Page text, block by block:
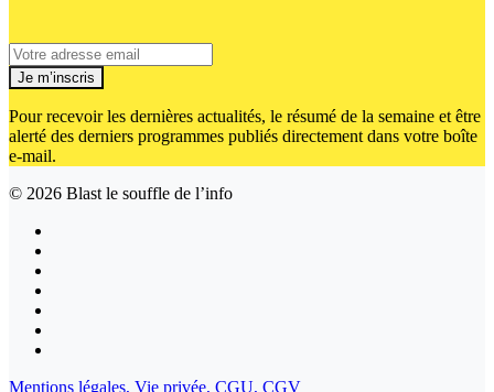
Je m’inscris
Pour recevoir les dernières actualités, le résumé de la semaine et être
alerté des derniers programmes publiés directement dans votre boîte
e-mail.
© 2026 Blast le souffle de l’info
Mentions légales, Vie privée, CGU, CGV